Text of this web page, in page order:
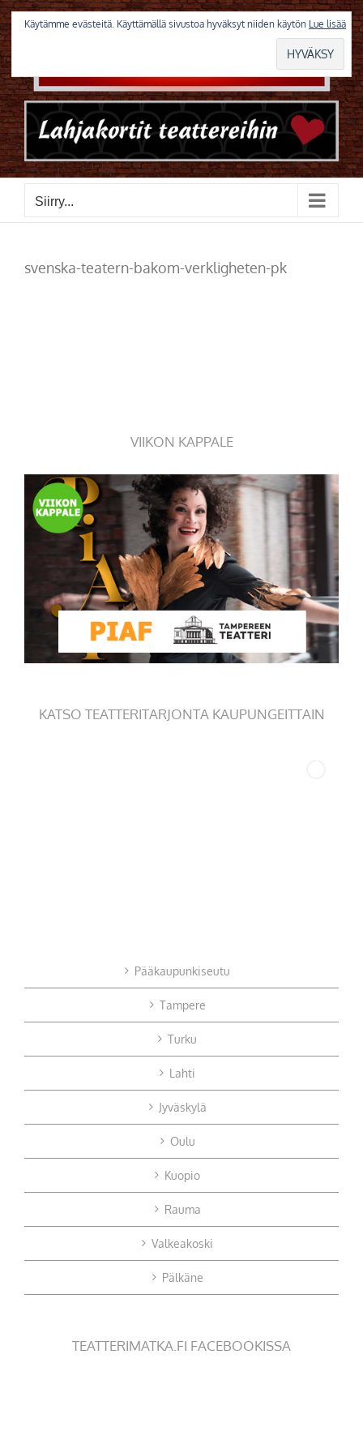
Skip
to
content
Siirry...
svenska-teatern-bakom-verkligheten-pk
VIIKON KAPPALE
KATSO TEATTERITARJONTA KAUPUNGEITTAIN
Pääkaupunkiseutu
Tampere
Turku
Lahti
Jyväskylä
Oulu
Kuopio
Rauma
Valkeakoski
Pälkäne
TEATTERIMATKA.FI FACEBOOKISSA
Käytämme evästeitä. Käyttämällä sivustoa hyväksyt niiden käytön Lue lisää